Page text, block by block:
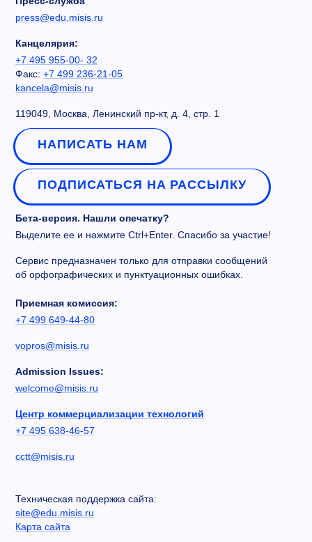
press@edu.misis.ru
Канцелярия:
+7 495 955-00- 32
Факс: +7 499 236-21-05
kancela@misis.ru
119049, Москва, Ленинский пр-кт, д. 4, стр. 1
НАПИСАТЬ НАМ
ПОДПИСАТЬСЯ НА РАССЫЛКУ
Бета-версия. Нашли опечатку?
Выделите ее и нажмите Ctrl+Enter. Спасибо за участие!
Сервис предназначен только для отправки сообщений
об орфографических и пунктуационных ошибках.
Приемная комиссия:
+7 499 649-44-80
vopros@misis.ru
Admission Issues:
welcome@misis.ru
Центр коммерциализации технологий
+7 495 638-46-57
cctt@misis.ru
Техническая поддержка сайта:
site@edu.misis.ru
Карта сайта